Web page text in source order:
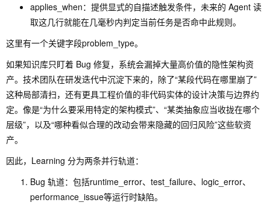
applies_when：提供显式的自描述触发条件，未来的 Agent 读
取这几行就能在几毫秒内判定当前任务是否命中此规则。
这里有一个关键字段problem_type。
如果知识库只盯着 Bug 修复，系统会漏掉大量高价值的隐性架构资
产。技术团队在研发迭代中沉淀下来的，除了“某段代码在哪里崩了”
这种局部清扫，还有更具工程价值的非代码实体的设计决策与边界约
定。像是“为什么要采用特定的架构模式”、“某类抽象应当收拢在哪个
层级”，以及“哪种看似合理的改动会带来隐藏的回归风险”这些软资
产。
因此，Learning 分为两条并行轨道：
Bug 轨道：包括runtime_error、 test_failure、 logic_error、
performance_issue等运行时缺陷。